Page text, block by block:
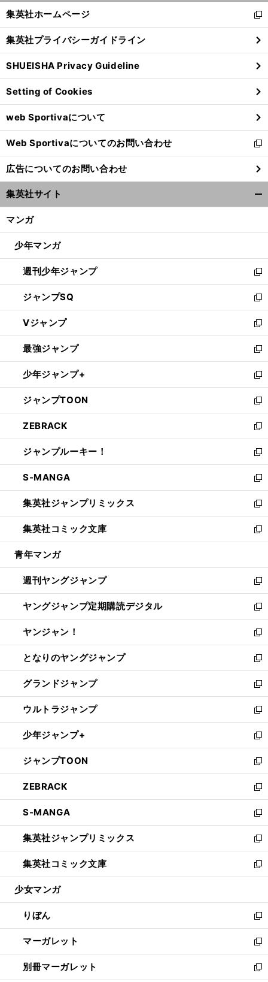
閉
る
集英社ホームページ
新
し
い
ウ
ィ
ン
ド
ウ
で
開
く
集英社プライバシーガイドライン
SHUEISHA Privacy Guideline
Setting of Cookies
web Sportivaについて
Web Sportivaについてのお問い合わせ
新
し
い
ウ
ィ
ン
ウ
開
く
広告についてのお問い合わせ
集英社サイト
マンガ
少年マンガ
週刊少年ジャンプ
新
し
い
ウ
ィ
ン
ド
ウ
で
開
く
ジャンプSQ
新
し
い
ウ
ィ
ン
ド
ウ
で
開
く
Vジャンプ
新
し
い
ウ
ィ
ン
ド
ウ
で
開
く
最強ジャンプ
新
し
い
ウ
ィ
ン
ド
ウ
で
開
く
少年ジャンプ+
新
し
い
ウ
ィ
ン
ド
ウ
で
開
く
ジャンプTOON
新
し
い
ウ
ィ
ン
ド
ウ
で
開
く
ZEBRACK
新
し
い
ウ
ィ
ン
ド
ウ
で
開
ジャンプルーキー！
新
し
い
ウ
ィ
ン
ド
ウ
開
く
S-MANGA
新
し
い
ウ
ィ
ン
ウ
で
開
く
集英社ジャンプリミックス
新
し
い
ウ
ン
ド
ウ
で
開
く
集英社コミック文庫
新
し
ウ
ィ
ン
ド
ウ
で
開
く
青年マンガ
週刊ヤングジャンプ
新
し
い
ウ
ィ
ン
ド
ウ
で
開
く
ヤングジャンプ定期購読デジタル
新
し
い
ウ
ィ
ン
ド
ウ
で
開
く
ヤンジャン！
新
し
い
ウ
ィ
ン
ド
ウ
で
開
く
となりのヤングジャンプ
新
し
い
ウ
ィ
ン
ド
ウ
で
開
く
グランドジャンプ
新
し
い
ウ
ィ
ン
ド
ウ
で
開
く
ウルトラジャンプ
新
し
い
ウ
ィ
ン
ド
ウ
で
開
く
少年ジャンプ+
新
し
い
ウ
ィ
ン
ド
ウ
で
開
く
ジャンプTOON
新
し
い
ウ
ィ
ン
ド
ウ
で
開
ZEBRACK
新
し
い
ウ
ィ
ン
ド
ウ
開
く
S-MANGA
新
し
い
ウ
ィ
ン
ウ
で
開
く
集英社ジャンプリミックス
新
し
い
ウ
ン
ド
ウ
で
開
く
集英社コミック文庫
新
し
ウ
ィ
ン
ド
ウ
で
開
少女マンガ
りぼん
新
し
い
ウ
ィ
マーガレット
新
し
い
別冊マーガレット
新